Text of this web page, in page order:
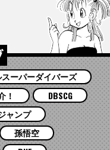
スーパーダイバーズ
！
DBSCG
ャンプ
孫悟空